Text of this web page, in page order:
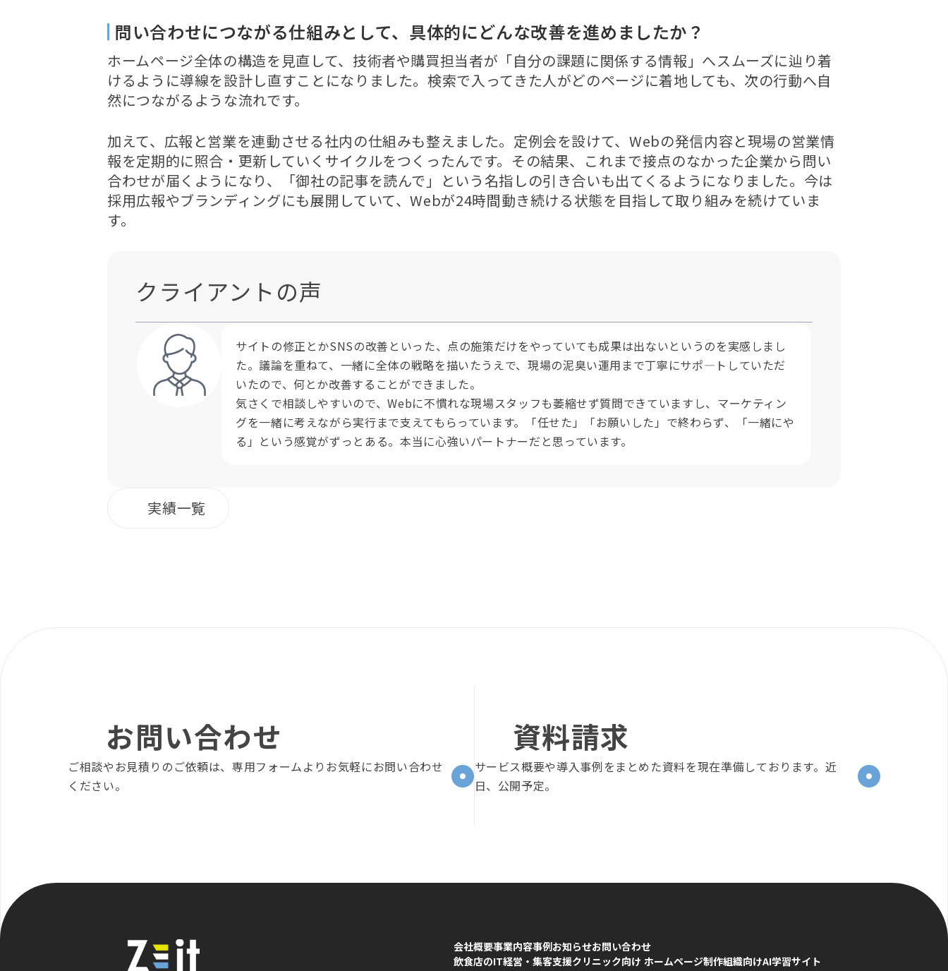
問い合わせにつながる仕組みとして、具体的にどんな改善を進めましたか？
ホームページ全体の構造を見直して、技術者や購買担当者が「自分の課題に関係する情報」へスムーズに辿り着
けるように導線を設計し直すことになりました。検索で入ってきた人がどのページに着地しても、次の行動へ自
然につながるような流れです。
加えて、広報と営業を連動させる社内の仕組みも整えました。定例会を設けて、Webの発信内容と現場の営業情
報を定期的に照合・更新していくサイクルをつくったんです。その結果、これまで接点のなかった企業から問い
合わせが届くようになり、「御社の記事を読んで」という名指しの引き合いも出てくるようになりました。今は
採用広報やブランディングにも展開していて、Webが24時間動き続ける状態を目指して取り組みを続けていま
す。
クライアントの声
サイトの修正とかSNSの改善といった、点の施策だけをやっていても成果は出ないというのを実感しまし
た。議論を重ねて、一緒に全体の戦略を描いたうえで、現場の泥臭い運用まで丁寧にサポ―トしていただ
いたので、何とか改善することができました。
気さくで相談しやすいので、Webに不慣れな現場スタッフも萎縮せず質問できていますし、マーケティン
グを一緒に考えながら実行まで支えてもらっています。「任せた」「お願いした」で終わらず、「一緒にや
る」という感覚がずっとある。本当に心強いパートナーだと思っています。
実績一覧
お問い合わせ
ご相談やお見積りのご依頼は、専用フォームよりお気軽にお問い合わせ
ください。
資料請求
サービス概要や導入事例をまとめた資料を現在準備しております。近
日、公開予定。
会社概要事業内容事例お知らせお問い合わせ
飲食店のIT経営・集客支援クリニック向け ホームページ制作組織向けAI学習サイト